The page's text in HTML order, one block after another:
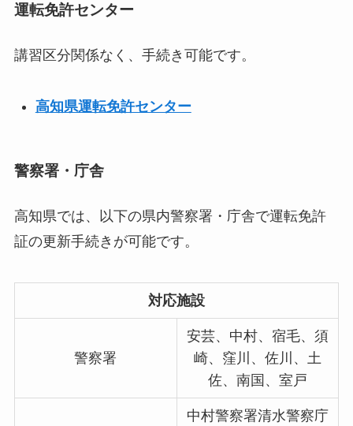
運転免許センター
講習区分関係なく、手続き可能です。
高知県運転免許センター
警察署・庁舎
高知県では、以下の県内警察署・庁舎で運転免許
証の更新手続きが可能です。
対応施設
警察署
安芸、中村、宿毛、須
崎、窪川、佐川、土
佐、南国、室戸
中村警察署清水警察庁